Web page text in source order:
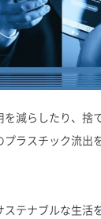
減らしたり、捨
ラスチック流出
テナブルな生活